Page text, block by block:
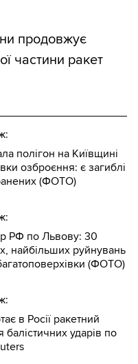
продовжує
частини ракет
полігон на Київщині
озброєння: є загиблі
(ФОТО)
РФ по Львову: 30
найбільших руйнувань
(ФОТО)
в Росії ракетний
балістичних ударів по